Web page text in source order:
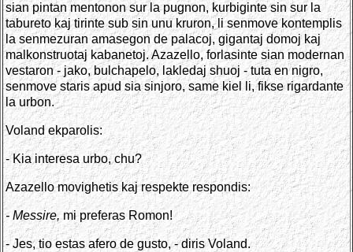
sian pintan mentonon sur la pugnon, kurbiginte sin sur la
tabureto kaj tirinte sub sin unu kruron, li senmove kontemplis
la senmezuran amasegon de palacoj, gigantaj domoj kaj
malkonstruotaj kabanetoj. Azazello, forlasinte sian modernan
vestaron - jako, bulchapelo, lakledaj shuoj - tuta en nigro,
senmove staris apud sia sinjoro, same kiel li, fikse rigardante
la urbon.
Voland ekparolis:
- Kia interesa urbo, chu?
Azazello movighetis kaj respekte respondis:
- Messire, mi preferas Romon!
- Jes, tio estas afero de gusto, - diris Voland.